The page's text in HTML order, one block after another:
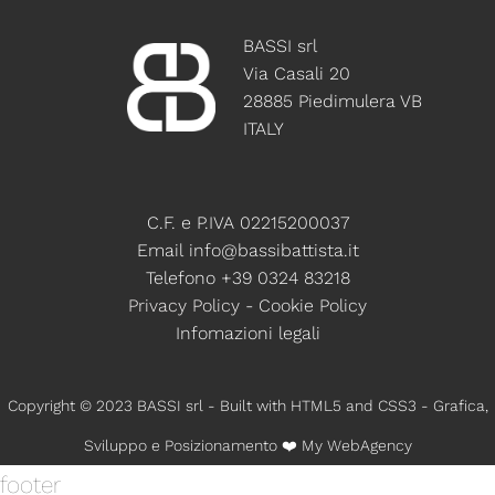
BASSI srl
Via Casali 20
28885 Piedimulera VB
ITALY
C.F. e P.IVA 02215200037
Email info@bassibattista.it
Telefono +39 0324 83218
Privacy Policy - Cookie Policy
Infomazioni legali
Copyright © 2023 BASSI srl - Built with HTML5 and CSS3 - Grafica,
Sviluppo e Posizionamento ❤️ My WebAgency
footer